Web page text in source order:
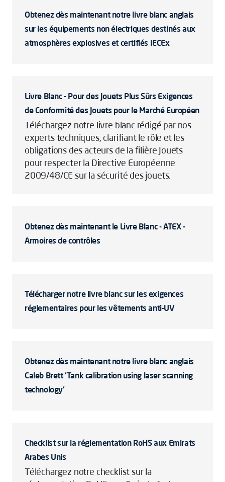
Obtenez dès maintenant notre livre blanc anglais
sur les équipements non électriques destinés aux
atmosphères explosives et certifiés IECEx
Livre Blanc - Pour des Jouets Plus Sûrs Exigences
de Conformité des Jouets pour le Marché Européen
Téléchargez notre livre blanc rédigé par nos
experts techniques, clarifiant le rôle et les
obligations des acteurs de la filière Jouets
pour respecter la Directive Européenne
2009/48/CE sur la sécurité des jouets.
Obtenez dès maintenant le Livre Blanc - ATEX -
Armoires de contrôles
Télécharger notre livre blanc sur les exigences
réglementaires pour les vêtements anti-UV
Obtenez dès maintenant notre livre blanc anglais
Caleb Brett 'Tank calibration using laser scanning
technology'
Checklist sur la réglementation RoHS aux Emirats
Arabes Unis
Téléchargez notre checklist sur la